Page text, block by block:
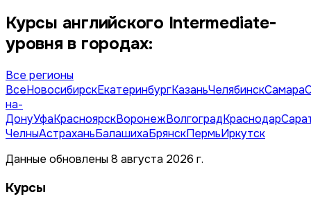
Курсы английского Intermediate-
уровня в городах:
Все регионы
ВсеНовосибирскЕкатеринбургКазаньЧелябинскСамара
на-
ДонуУфаКрасноярскВоронежВолгоградКраснодар
ЧелныАстраханьБалашихаБрянскПермьИркутск
Данные обновлены 8 августа 2026 г.
Курсы